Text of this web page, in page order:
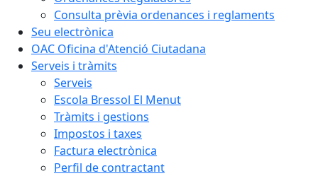
Consulta prèvia ordenances i reglaments
Seu electrònica
OAC Oficina d'Atenció Ciutadana
Serveis i tràmits
Serveis
Escola Bressol El Menut
Tràmits i gestions
Impostos i taxes
Factura electrònica
Perfil de contractant